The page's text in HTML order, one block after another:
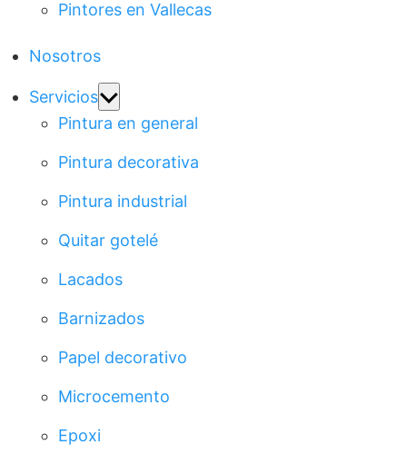
Pintores en Vallecas
Nosotros
ServiciosShow
sub
Pintura en general
Pintura decorativa
Pintura industrial
Quitar gotelé
Lacados
Barnizados
Papel decorativo
Microcemento
Epoxi